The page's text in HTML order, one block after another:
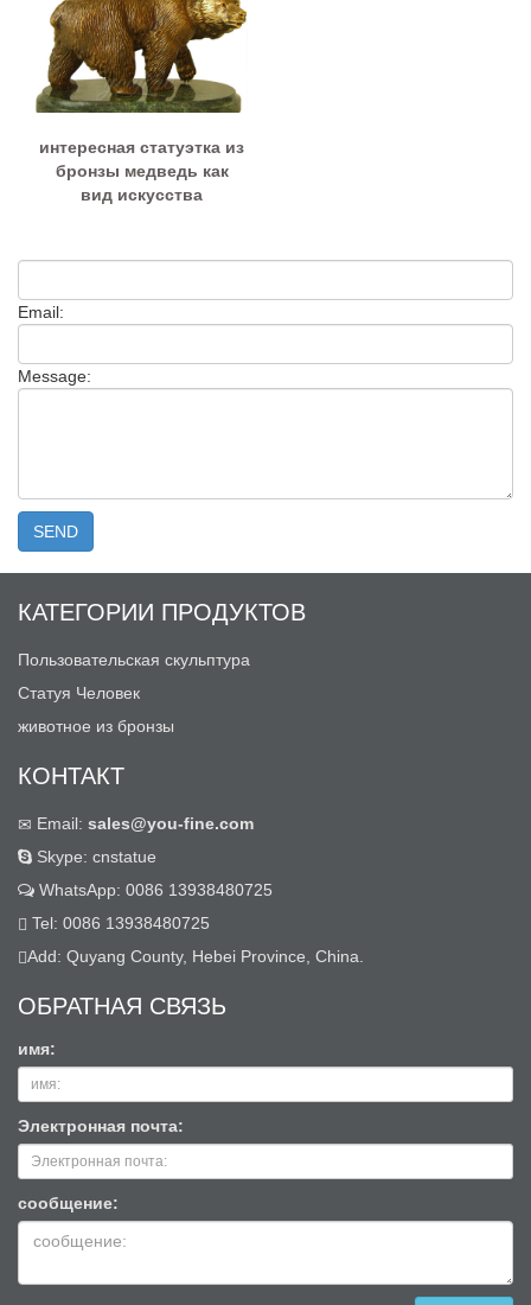
интересная статуэтка из
бронзы медведь как
вид искусства
Email:
Message:
КАТЕГОРИИ ПРОДУКТОВ
Пользовательская скульптура
Статуя Человек
животное из бронзы
КОНТАКТ
Email: sales@you-fine.com
Skype: cnstatue
WhatsApp: 0086 13938480725
Tel: 0086 13938480725
Add: Quyang County, Hebei Province, China.
ОБРАТНАЯ СВЯЗЬ
имя:
Электронная почта:
сообщение: